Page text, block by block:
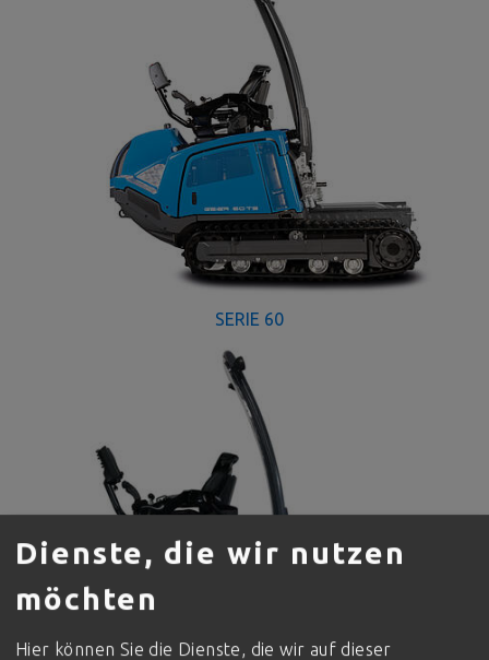
SERIE 60
Dienste, die wir nutzen
möchten
Hier können Sie die Dienste, die wir auf dieser